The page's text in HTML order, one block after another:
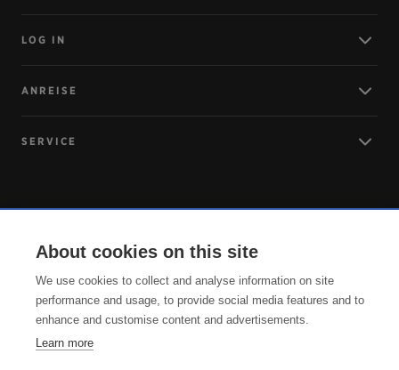
LOG IN
ANREISE
SERVICE
About cookies on this site
We use cookies to collect and analyse information on site
performance and usage, to provide social media features and to
enhance and customise content and advertisements.
Learn more